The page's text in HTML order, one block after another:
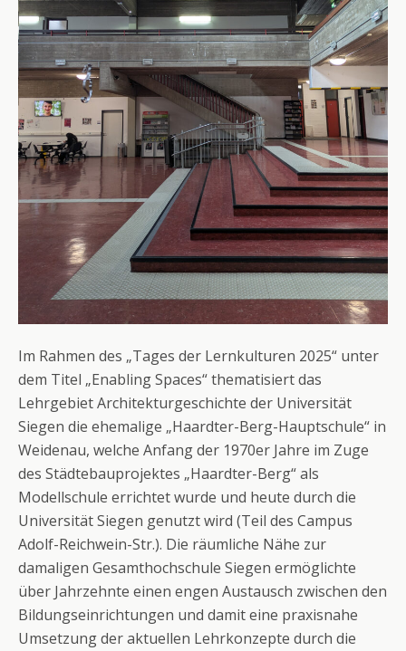
Im Rahmen des „Tages der Lernkulturen 2025“ unter
dem Titel „Enabling Spaces“ thematisiert das
Lehrgebiet Architekturgeschichte der Universität
Siegen die ehemalige „Haardter-Berg-Hauptschule“ in
Weidenau, welche Anfang der 1970er Jahre im Zuge
des Städtebauprojektes „Haardter-Berg“ als
Modellschule errichtet wurde und heute durch die
Universität Siegen genutzt wird (Teil des Campus
Adolf-Reichwein-Str.). Die räumliche Nähe zur
damaligen Gesamthochschule Siegen ermöglichte
über Jahrzehnte einen engen Austausch zwischen den
Bildungseinrichtungen und damit eine praxisnahe
Umsetzung der aktuellen Lehrkonzepte durch die